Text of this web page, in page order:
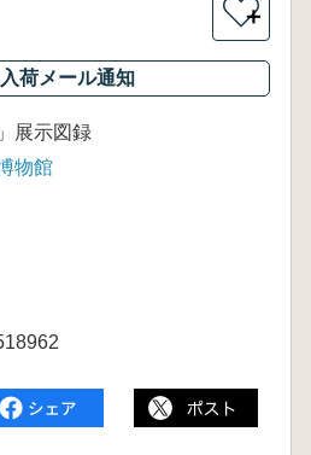
＋
荷メール通知
展示図録
物館